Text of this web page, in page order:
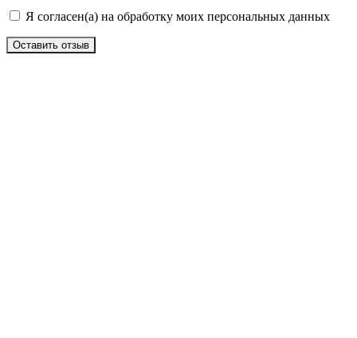
Я согласен(а) на обработку моих персональных данных
Оставить отзыв